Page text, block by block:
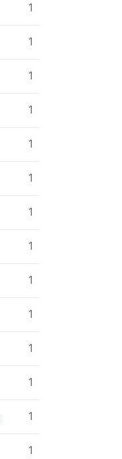
1
1
1
1
1
1
1
1
1
1
1
1
1
1